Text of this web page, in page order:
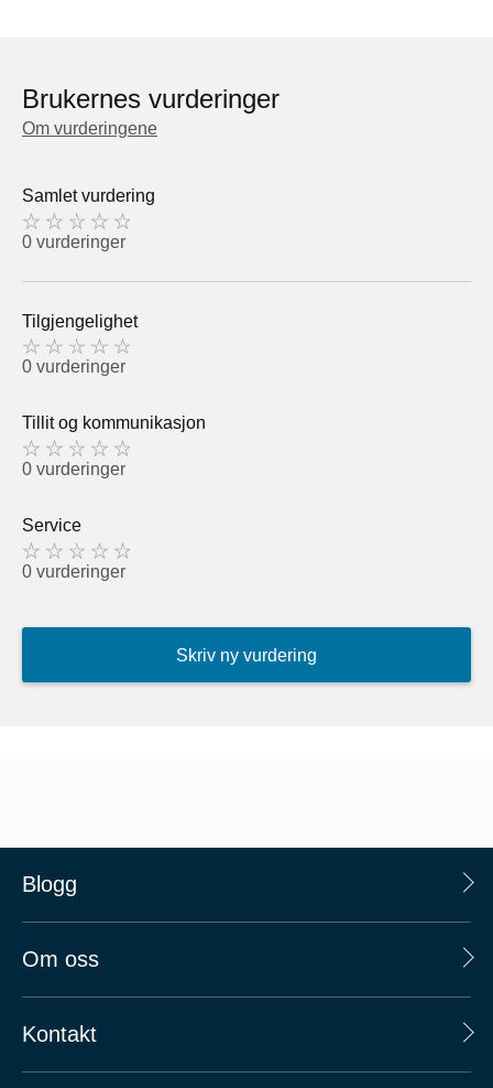
Brukernes vurderinger
Om vurderingene
Samlet vurdering
0 vurderinger
Tilgjengelighet
0 vurderinger
Tillit og kommunikasjon
0 vurderinger
Service
0 vurderinger
Skriv ny vurdering
Blogg
Om oss
Kontakt